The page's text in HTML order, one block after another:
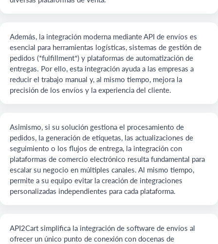
Además, la integración moderna mediante API de envíos es
esencial para herramientas logísticas, sistemas de gestión de
pedidos (*fulfillment*) y plataformas de automatización de
entregas. Por ello, esta integración ayuda a las empresas a
reducir el trabajo manual y, al mismo tiempo, mejora la
precisión de los envíos y la experiencia del cliente.
Asimismo, si su solución gestiona el procesamiento de
pedidos, la generación de etiquetas, las actualizaciones de
seguimiento o los flujos de entrega, la integración con
plataformas de comercio electrónico resulta fundamental para
escalar su negocio en múltiples canales. Al mismo tiempo,
permite a su equipo evitar la creación de integraciones
personalizadas independientes para cada plataforma.
API2Cart simplifica la integración de software de envíos al
ofrecer un único punto de conexión con docenas de